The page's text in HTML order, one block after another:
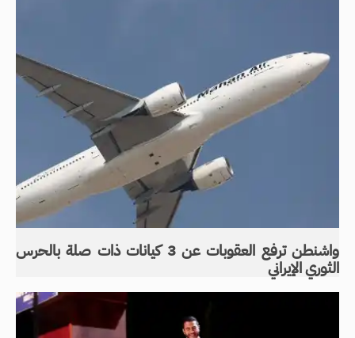
واشنطن ترفع العقوبات عن 3 كيانات ذات صلة بالحرس
الثوري الإيراني